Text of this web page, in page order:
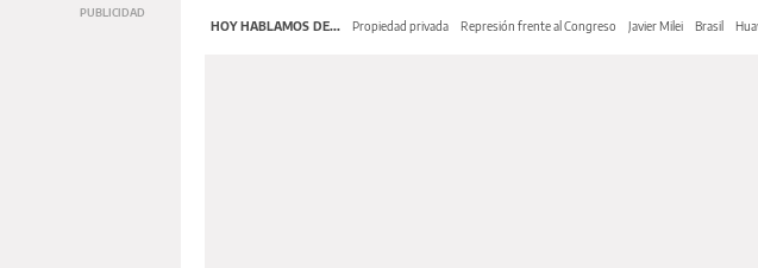
HOY HABLAMOS DE... Propiedad privada Represión frente al Congreso Javier Milei Brasil